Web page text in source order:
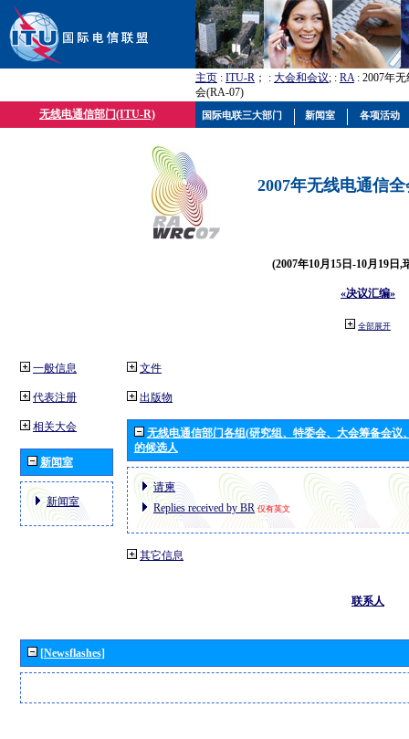
主页 : ITU-R ； : 大会和会议; : RA: 2007年
会(RA-07)
无线电通信部门(ITU-R)
2007年无线电通信
(2007年10月15日-10月19日,
«决议汇编»
全部展开
一般信息
代表注册
相关大会
新闻室
新闻室
文件
出版物
无线电通信部门各组(研究组、特委会、大会筹备会议
的候选人
请柬
Replies received by BR 仅有英文
其它信息
联系人
[Newsflashes]
国际电联三大部门 新闻室 各项活动